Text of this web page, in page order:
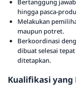
Bertanggung
hingga pasca-
Melakukan
maupun potret.
Berkoordinasi
dibuat selesai
ditetapkan.
Kualifikasi